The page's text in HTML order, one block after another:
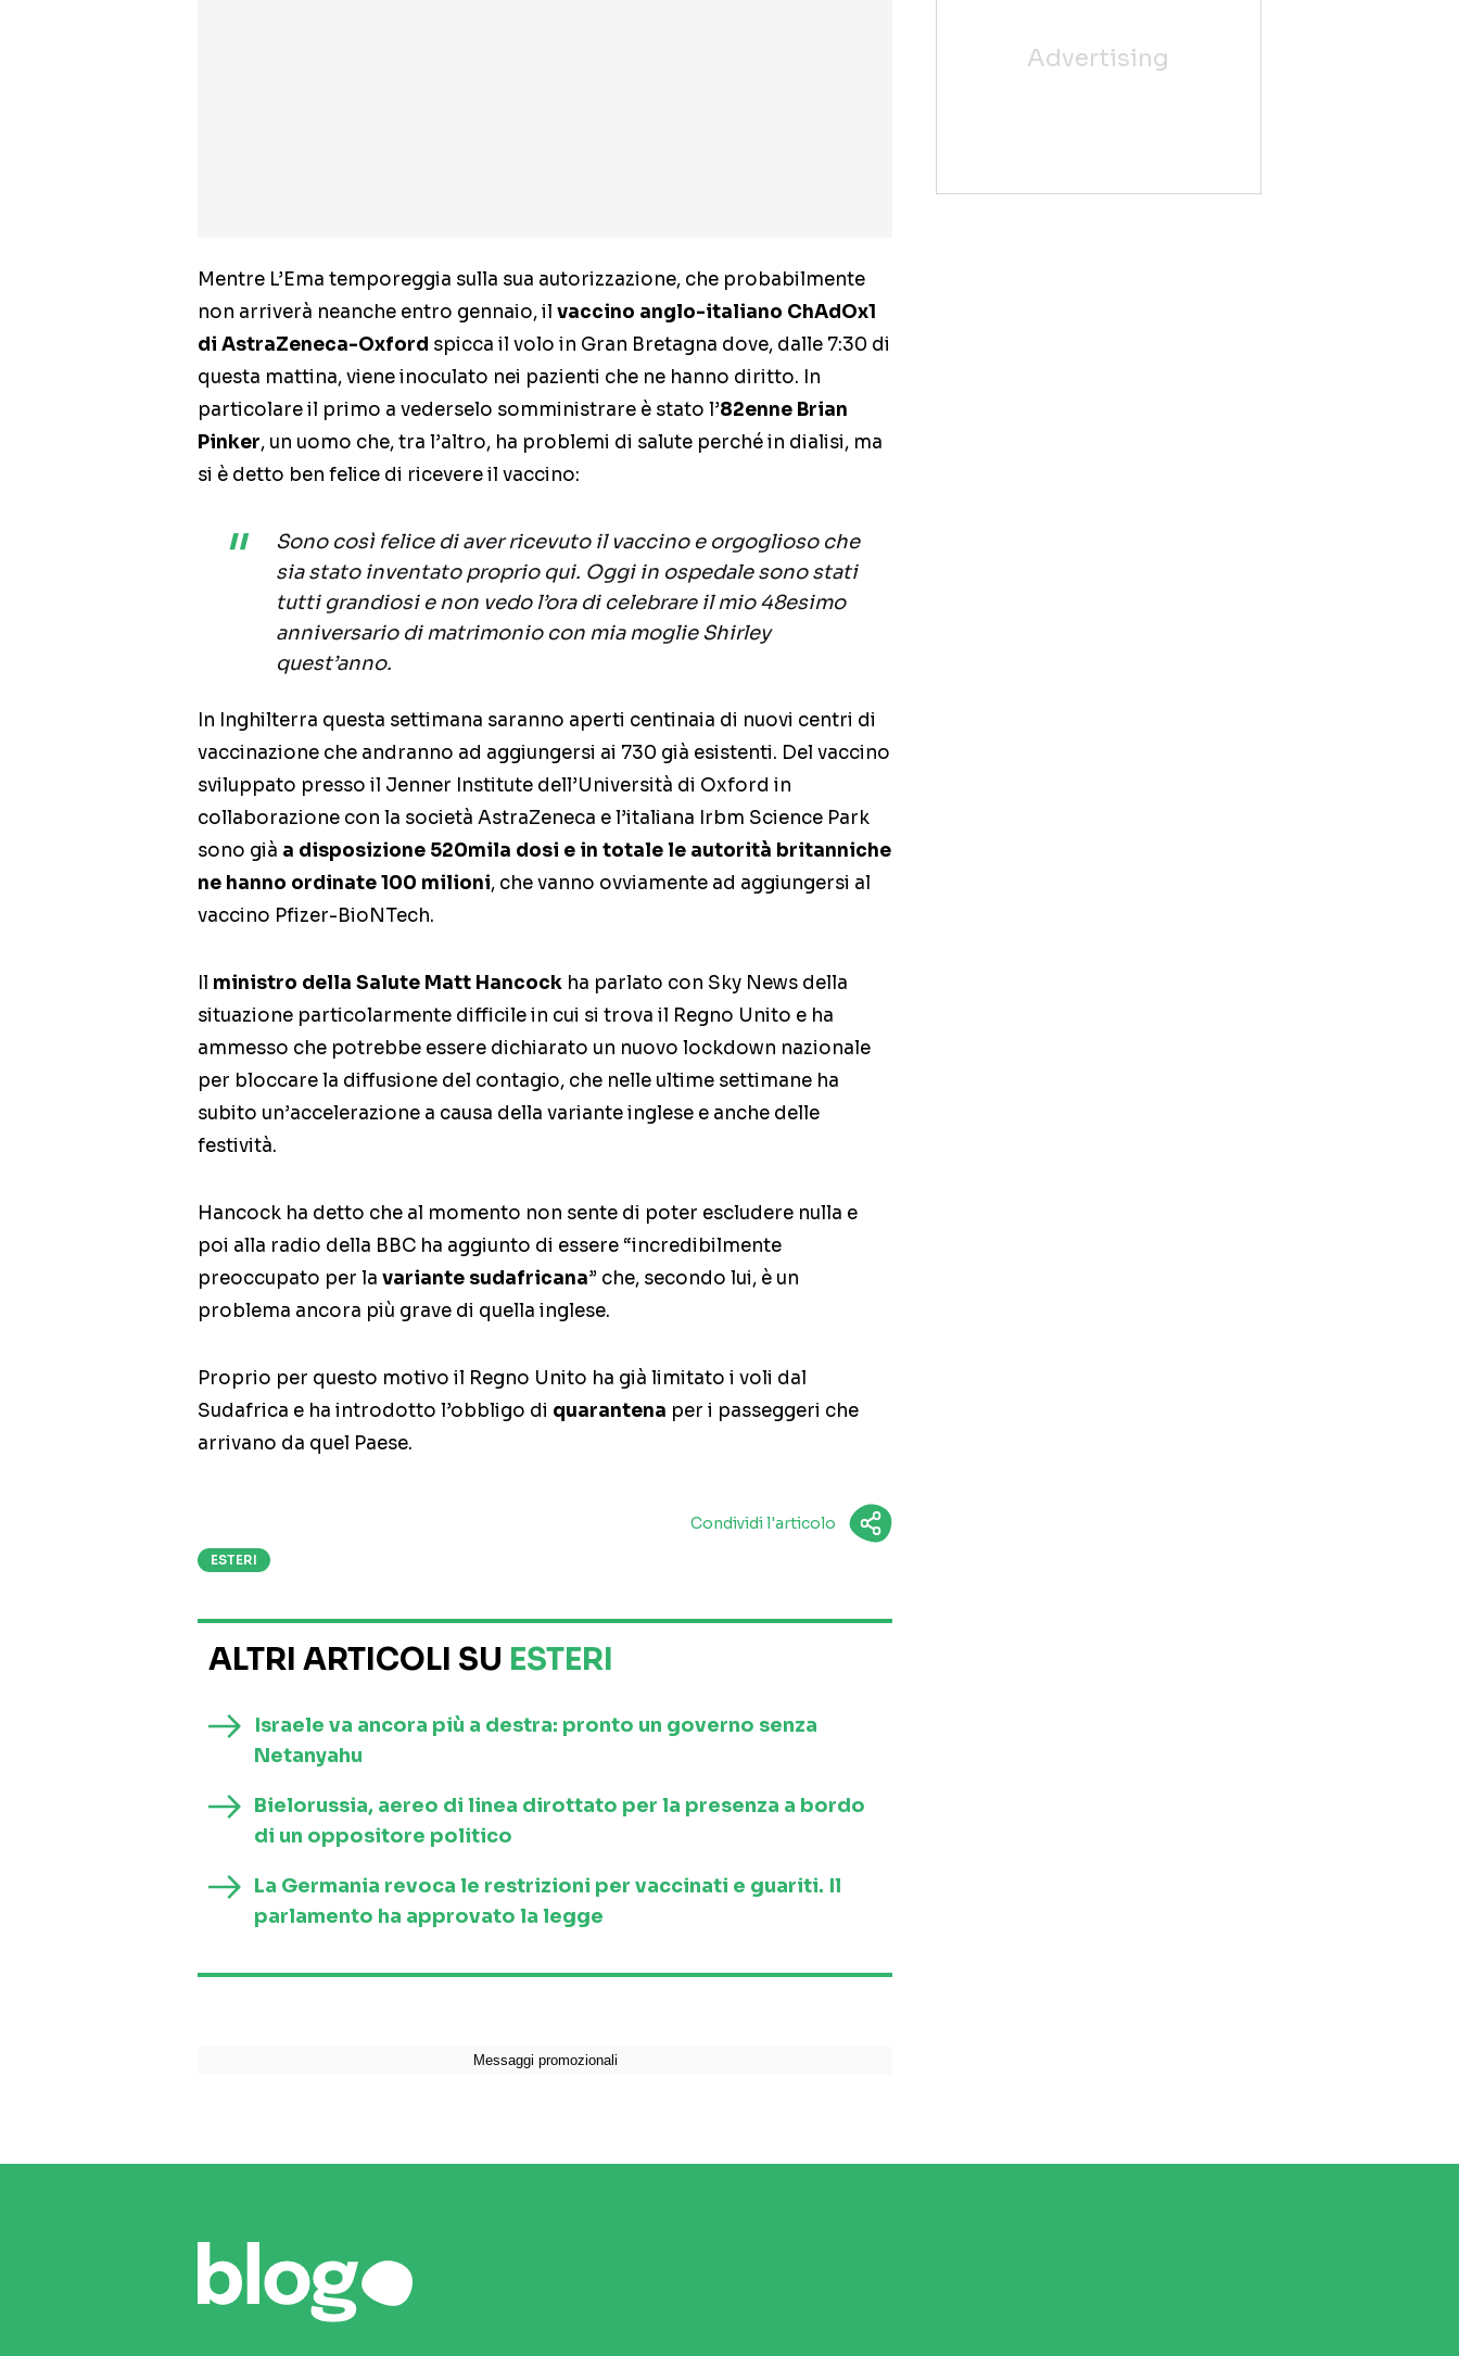
Mentre L’Ema temporeggia sulla sua autorizzazione, che probabilmente
non arriverà neanche entro gennaio, il vaccino anglo-italiano ChAdOx1
di AstraZeneca-Oxford spicca il volo in Gran Bretagna dove, dalle 7:30 di
questa mattina, viene inoculato nei pazienti che ne hanno diritto. In
particolare il primo a vederselo somministrare è stato l’82enne Brian
Pinker, un uomo che, tra l’altro, ha problemi di salute perché in dialisi, ma
si è detto ben felice di ricevere il vaccino:
Sono così felice di aver ricevuto il vaccino e orgoglioso che
sia stato inventato proprio qui. Oggi in ospedale sono stati
tutti grandiosi e non vedo l’ora di celebrare il mio 48esimo
anniversario di matrimonio con mia moglie Shirley
quest’anno.
In Inghilterra questa settimana saranno aperti centinaia di nuovi centri di
vaccinazione che andranno ad aggiungersi ai 730 già esistenti. Del vaccino
sviluppato presso il Jenner Institute dell’Università di Oxford in
collaborazione con la società AstraZeneca e l’italiana Irbm Science Park
sono già a disposizione 520mila dosi e in totale le autorità britanniche
ne hanno ordinate 100 milioni, che vanno ovviamente ad aggiungersi al
vaccino Pfizer-BioNTech.
Il ministro della Salute Matt Hancock ha parlato con Sky News della
situazione particolarmente difficile in cui si trova il Regno Unito e ha
ammesso che potrebbe essere dichiarato un nuovo lockdown nazionale
per bloccare la diffusione del contagio, che nelle ultime settimane ha
subito un’accelerazione a causa della variante inglese e anche delle
festività.
Hancock ha detto che al momento non sente di poter escludere nulla e
poi alla radio della BBC ha aggiunto di essere “incredibilmente
preoccupato per la variante sudafricana” che, secondo lui, è un
problema ancora più grave di quella inglese.
Proprio per questo motivo il Regno Unito ha già limitato i voli dal
Sudafrica e ha introdotto l’obbligo di quarantena per i passeggeri che
arrivano da quel Paese.
Condividi l'articolo
ESTERI
ALTRI ARTICOLI SU ESTERI
Israele va ancora più a destra: pronto un governo senza
Netanyahu
Bielorussia, aereo di linea dirottato per la presenza a bordo
di un oppositore politico
La Germania revoca le restrizioni per vaccinati e guariti. Il
parlamento ha approvato la legge